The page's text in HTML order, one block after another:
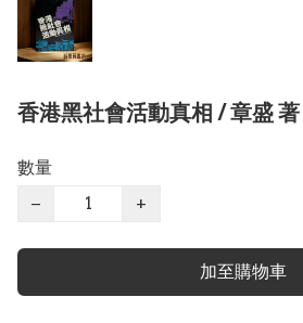
香港黑社會活動真相 / 章盛 著
數量
−
+
加至購物車